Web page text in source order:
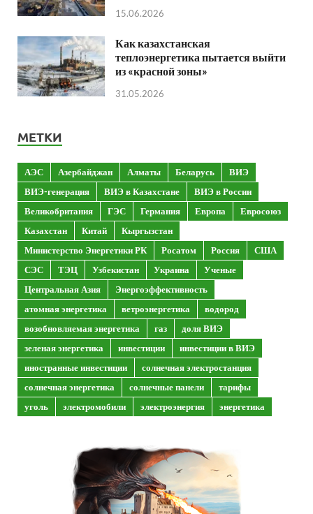
15.06.2026
Как казахстанская
теплоэнергетика пытается выйти
из «красной зоны»
31.05.2026
МЕТКИ
АЭС Азербайджан Алматы Беларусь
ВИЭ
ВИЭ-генерация
ВИЭ в Казахстане
ВИЭ в России
Великобритания
ГЭС Германия Европа
Евросоюз
Казахстан
Китай
Кыргызстан
Министерство Энергетики РК
Росатом Россия
США
СЭС
ТЭЦ Узбекистан Украина
Ученые
Центральная Азия
Энергоэффективность
атомная энергетика
ветроэнергетика
водород
возобновляемая энергетика
газ
доля ВИЭ
зеленая энергетика
инвестиции
инвестиции в ВИЭ
иностранные инвестиции
солнечная электростанция
солнечная энергетика
солнечные панели
тарифы
уголь
электромобили электроэнергия энергетика